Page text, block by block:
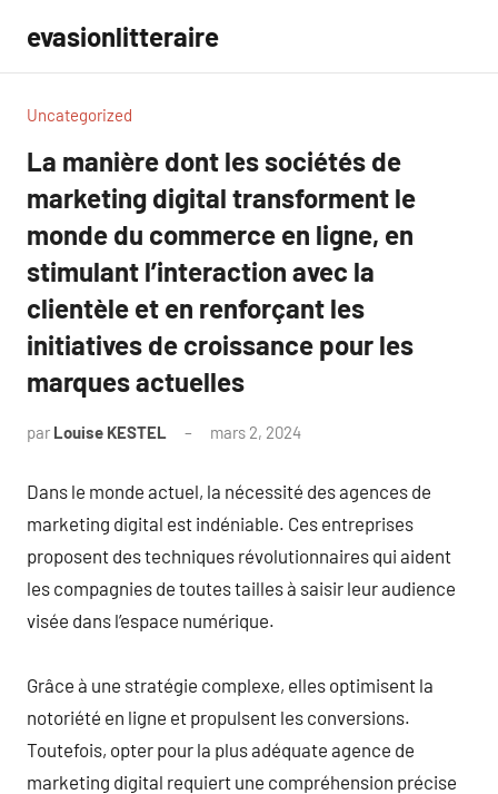
contenu
evasionlitteraire
Uncategorized
La manière dont les sociétés de
marketing digital transforment le
monde du commerce en ligne, en
stimulant l’interaction avec la
clientèle et en renforçant les
initiatives de croissance pour les
marques actuelles
par Louise KESTEL mars 2, 2024
Dans le monde actuel, la nécessité des agences de
marketing digital est indéniable. Ces entreprises
proposent des techniques révolutionnaires qui aident
les compagnies de toutes tailles à saisir leur audience
visée dans l’espace numérique.
Grâce à une stratégie complexe, elles optimisent la
notoriété en ligne et propulsent les conversions.
Toutefois, opter pour la plus adéquate agence de
marketing digital requiert une compréhension précise